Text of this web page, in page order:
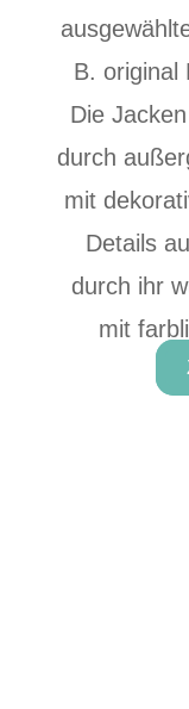
B. original
Die
durch
mit
Details
durch ihr
mit